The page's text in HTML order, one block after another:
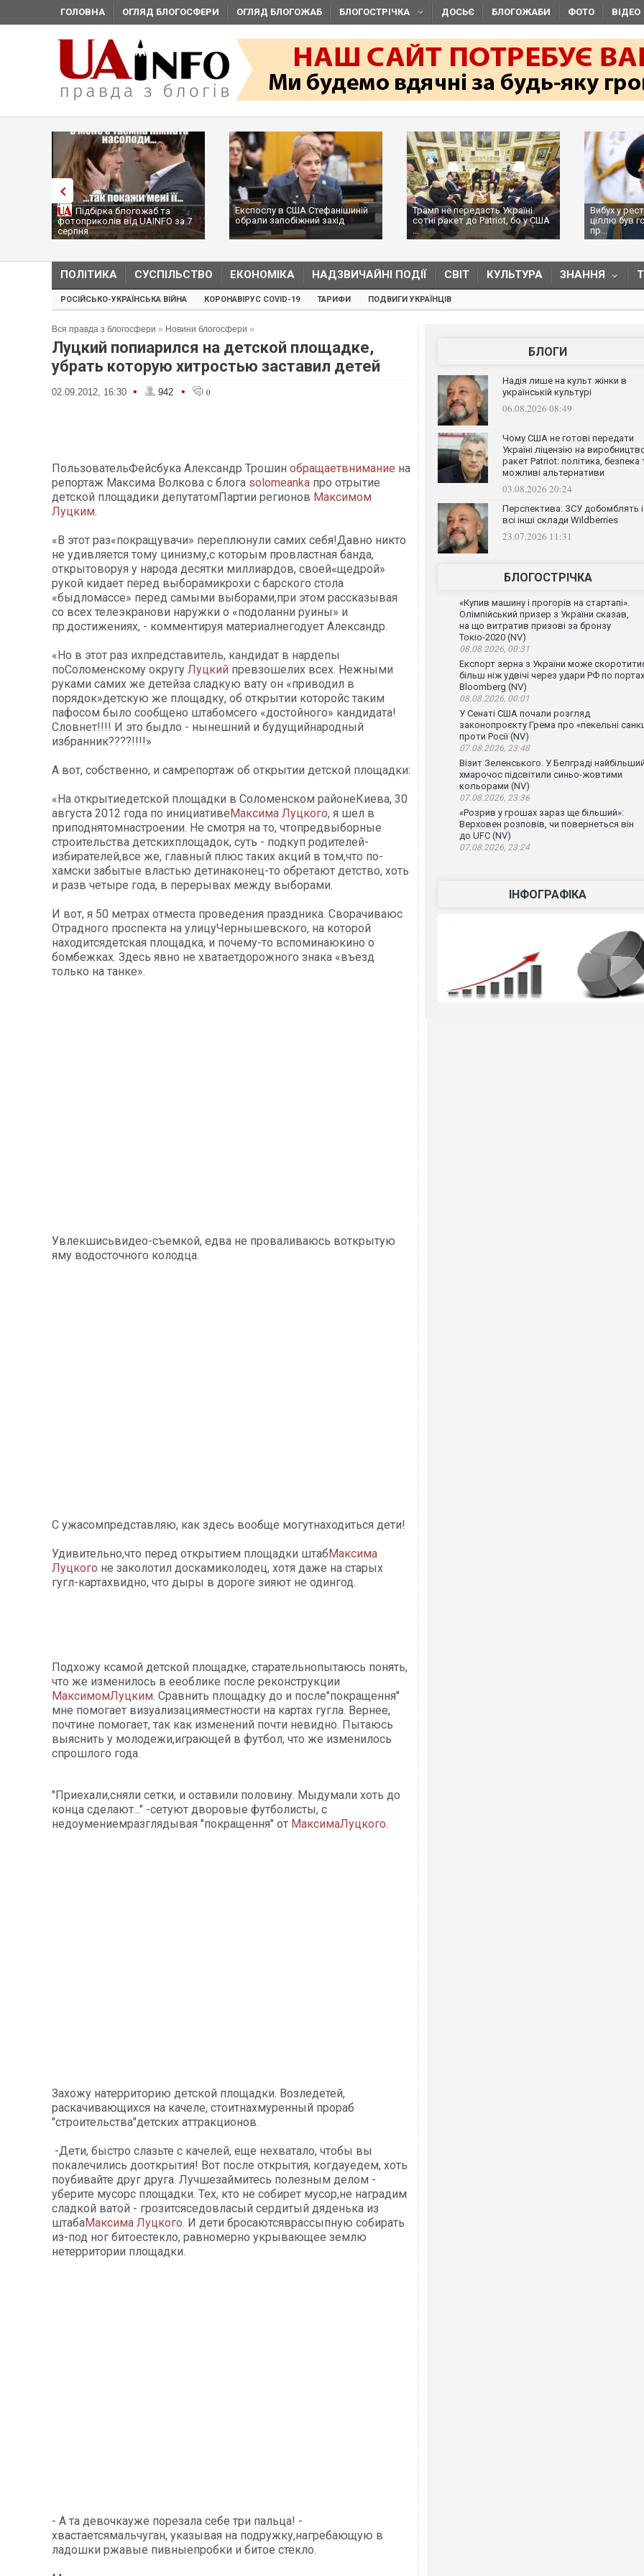
ГОЛОВНА ОГЛЯД БЛОГОСФЕРИ ОГЛЯД БЛОГОЖАБ БЛОГОСТРІЧКА ДОСЬЄ БЛОГОЖАБИ ФОТО ВІДЕО
Підбірка блогожаб та
фотоприколів від UAINFO за 7
серпня
Експослу в США Стефанішиній
обрали запобіжний захід
Трамп не передасть Україні
сотні ракет до Patriot, бо у США
...
Вибух у
ціллю був
пр...
ПОЛІТИКА СУСПІЛЬСТВО ЕКОНОМІКА НАДЗВИЧАЙНІ ПОДІЇ СВІТ КУЛЬТУРА ЗНАННЯ
РОСІЙСЬКО-УКРАЇНСЬКА ВІЙНА КОРОНАВІРУС COVID-19 ТАРИФИ ПОДВИГИ УКРАЇНЦІВ
Вся правда з блогосфери » Новини блогосфери »
Луцкий попиарился на детской площадке,
убрать которую хитростью заставил детей
02.09.2012, 16:30 • 942 • 0
ПользовательФейсбука Александр Трошин обращаетвнимание на
репортаж Максима Волкова с блога solomeanka про отрытие
детской площадики депутатомПартии регионов Максимом
Луцким.
«В этот раз«покращувачи» переплюнули самих себя!Давно никто
не удивляется тому цинизму,с которым провластная банда,
открытоворуя у народа десятки миллиардов, своей«щедрой»
рукой кидает перед выборамикрохи с барского стола
«быдломассе» перед самыми выборами,при этом рассказывая
со всех телеэкранови наружки о «подоланни руины» и
пр.достижениях, - комментируя материалнегодует Александр.
«Но в этот раз ихпредставитель, кандидат в нардепы
поСоломенскому округу Луцкий превзошелих всех. Нежными
руками самих же детейза сладкую вату он «приводил в
порядок»детскую же площадку, об открытии которойс таким
пафосом было сообщено штабомсего «достойного» кандидата!
Словнет!!!! И это быдло - нынешний и будущийнародный
избранник????!!!!»
А вот, собственно, и самрепортаж об открытии детской площадки:
«На открытиедетской площадки в Соломенском районеКиева, 30
августа 2012 года по инициативеМаксима Луцкого, я шел в
приподнятомнастроении. Не смотря на то, чтопредвыборные
строительства детскихплощадок, суть - подкуп родителей-
избирателей,все же, главный плюс таких акций в том,что по-
хамски забытые властью детинаконец-то обретают детство, хоть
и разв четыре года, в перерывах между выборами.
И вот, я 50 метрах отместа проведения праздника. Сворачиваюс
Отрадного проспекта на улицуЧернышевского, на которой
находитсядетская площадка, и почему-то вспоминаюкино о
бомбежках. Здесь явно не хватаетдорожного знака «въезд
только на танке».
Увлекшисьвидео-съемкой, едва не проваливаюсь воткрытую
яму водосточного колодца.
С ужасомпредставляю, как здесь вообще могутнаходиться дети!
Удивительно,что перед открытием площадки штабМаксима
Луцкого не заколотил доскамиколодец, хотя даже на старых
гугл-картахвидно, что дыры в дороге зияют не одингод.
Подхожу ксамой детской площадке, старательнопытаюсь понять,
что же изменилось в ееоблике после реконструкции
МаксимомЛуцким. Сравнить площадку до и после"покращення"
мне помогает визуализацияместности на картах гугла. Вернее,
почтине помогает, так как изменений почти невидно. Пытаюсь
выяснить у молодежи,играющей в футбол, что же изменилось
спрошлого года.
"Приехали,сняли сетки, и оставили половину. Мыдумали хоть до
конца сделают..." -сетуют дворовые футболисты, с
недоумениемразглядывая "покращення" от МаксимаЛуцкого.
Захожу натерриторию детской площадки. Возледетей,
раскачивающихся на качеле, стоитнахмуренный прораб
"строительства"детских аттракционов.
-Дети, быстро слазьте с качелей, еще нехватало, чтобы вы
покалечились дооткрытия! Вот после открытия, когдауедем, хоть
поубивайте друг друга. Лучшезаймитесь полезным делом -
уберите мусорс площадки. Тех, кто не собирет мусор,не наградим
сладкой ватой - грозитсяседовласый сердитый дяденька из
штабаМаксима Луцкого. И дети бросаютсяврассыпную собирать
из-под ног битоестекло, равномерно укрывающее землю
нетерритории площадки.
- А та девочкауже порезала себе три пальца! -
хвастаетсямальчуган, указывая на подружку,нагребающую в
ладошки ржавые пивныепробки и битое стекло.
БЛОГИ
Надія лише на культ жінки в
українській культурі
06.08.2026 08:49
Чому США не готові передати
Україні ліцензію на
ракет Patriot: політика, безпека
можливі альтернативи
03.08.2026 20:24
Перспектива: ЗСУ добомблять і
всі інші склади Wildberries
23.07.2026 11:31
БЛОГОСТРІЧКА
«Купив машину і прогорів на стартапі».
Олімпійський призер з України сказав,
на що витратив призові за бронзу
Токіо-2020 (NV)
08.08.2026, 00:31
Експорт зерна з України може
більш ніж удвічі через удари РФ по
Bloomberg (NV)
08.08.2026, 00:01
У Сенаті США почали розгляд
законопроєкту Грема про «пекельні
проти Росії (NV)
07.08.2026, 23:48
Візит Зеленського. У Белграді найбільший
хмарочос підсвітили синьо-жовтими
кольорами (NV)
07.08.2026, 23:36
«Розрив у грошах зараз ще більший»:
Верховен розповів, чи повернеться він
до UFC (NV)
07.08.2026, 23:24
ІНФОГРАФІКА